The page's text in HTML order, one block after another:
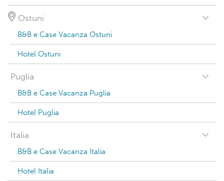
Ostuni
B&B e Case Vacanza Ostuni
Hotel Ostuni
Puglia
B&B e Case Vacanza Puglia
Hotel Puglia
Italia
B&B e Case Vacanza Italia
Hotel Italia